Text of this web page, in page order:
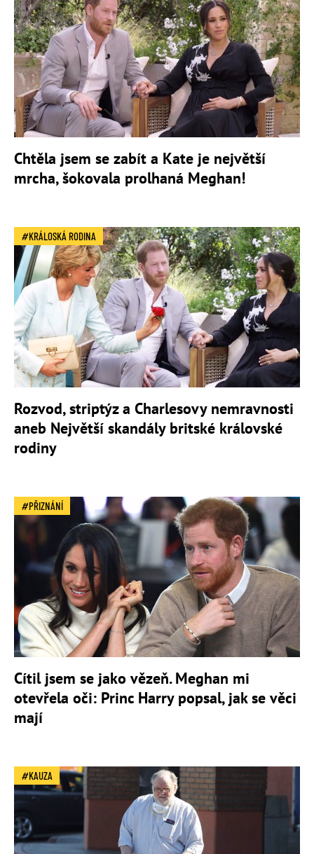
Chtěla jsem se zabít a Kate je největší
mrcha, šokovala prolhaná Meghan!
KRÁLOSKÁ RODINA
Rozvod, striptýz a Charlesovy nemravnosti
aneb Největší skandály britské královské
rodiny
PŘIZNÁNÍ
Cítil jsem se jako vězeň. Meghan mi
otevřela oči: Princ Harry popsal, jak se věci
mají
KAUZA